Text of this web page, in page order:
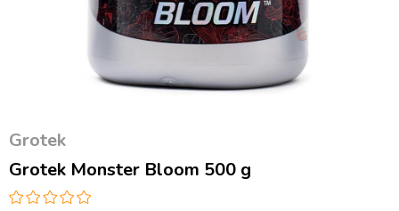
Grotek
Grotek Monster Bloom 500 g